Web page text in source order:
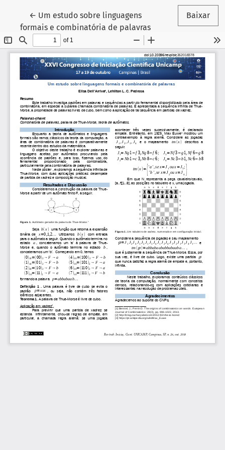
← Voltar aos Detalhes do Artigo
Um estudo sobre linguagens
formais e combinatória de palavras
Baixar